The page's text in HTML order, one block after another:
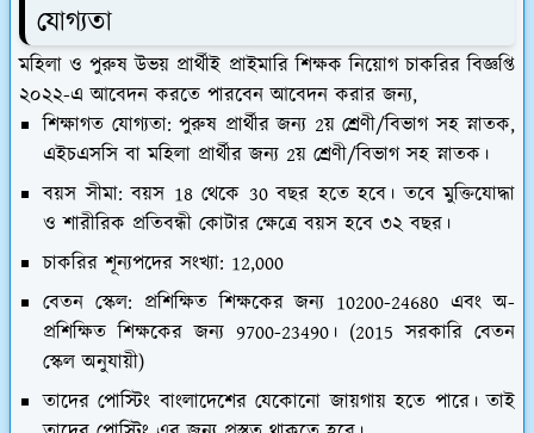
যোগ্যতা
মহিলা ও পুরুষ উভয় প্রার্থীই প্রাইমারি শিক্ষক নিয়োগ চাকরির বিজ্ঞপ্তি
২০২২-এ আবেদন করতে পারবেন আবেদন করার জন্য,
শিক্ষাগত যোগ্যতা: পুরুষ প্রার্থীর জন্য 2য় শ্রেণী/বিভাগ সহ স্নাতক,
এইচএসসি বা মহিলা প্রার্থীর জন্য 2য় শ্রেণী/বিভাগ সহ স্নাতক।
বয়স সীমা: বয়স 18 থেকে 30 বছর হতে হবে। তবে মুক্তিযোদ্ধা
ও শারীরিক প্রতিবন্ধী কোটার ক্ষেত্রে বয়স হবে ৩২ বছর।
চাকরির শূন্যপদের সংখ্যা: 12,000
বেতন স্কেল: প্রশিক্ষিত শিক্ষকের জন্য 10200-24680 এবং অ-
প্রশিক্ষিত শিক্ষকের জন্য 9700-23490। (2015 সরকারি বেতন
স্কেল অনুযায়ী)
তাদের পোস্টিং বাংলাদেশের যেকোনো জায়গায় হতে পারে। তাই